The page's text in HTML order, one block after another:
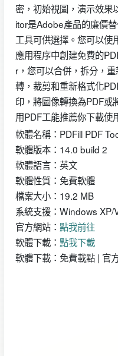
密，初始視圖，演示效果
itor是Adobe產品的廉價
工具可供選擇。您可以使
應用程序中創建免費的
r，您可以合併，拆分，
轉，裁剪和重新格式化
印，將圖像轉換為PDF或
用PDF工能推薦你下載使
軟體名稱：PDFill PDF
軟體版本：14.0 build 2
軟體語言：英文
軟體性質：免費軟體
檔案大小：19.2 MB
系統支援：Windows XP/
官方網站： 點我前往
軟體下載： 點我下載
軟體下載：免費載點 | 官